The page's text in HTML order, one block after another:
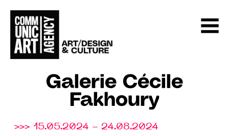
Galerie Cécile
Fakhoury
>>> 15.05.2024 - 24.08.2024